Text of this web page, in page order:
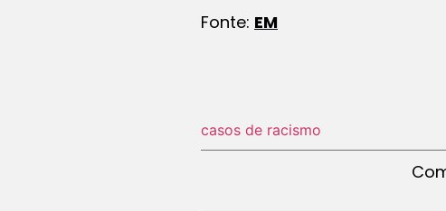
Fonte: EM
casos de racismo